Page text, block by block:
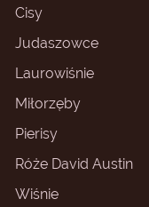
Cisy
Judaszowce
Laurowiśnie
Miłorzęby
Pierisy
Róże David Austin
Wiśnie